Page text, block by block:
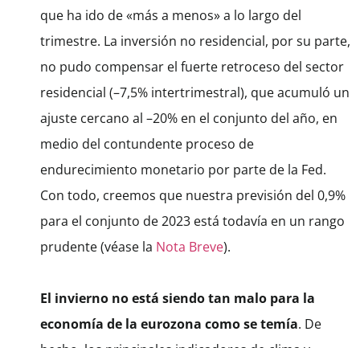
que ha ido de «más a menos» a lo largo del
trimestre. La inversión no residencial, por su parte,
no pudo compensar el fuerte retroceso del sector
residencial (–7,5% intertrimestral), que acumuló un
ajuste cercano al –20% en el conjunto del año, en
medio del contundente proceso de
endurecimiento monetario por parte de la Fed.
Con todo, creemos que nuestra previsión del 0,9%
para el conjunto de 2023 está todavía en un rango
prudente (véase la Nota Breve).
El invierno no está siendo tan malo para la
economía de la eurozona como se temía. De